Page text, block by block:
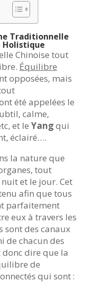
Traditionnelle
Holistique
Chinoise tout
Équilibre
opposées, mais
été appelées le
calme,
et le Yangqui
éclairé….
la nature que
tout
et le jour. Cet
afin que tous
parfaitement
eux à travers les
sont des canaux
de chacun des
dire que la
de
qui sont :